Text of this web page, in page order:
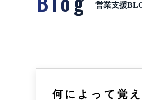
営業支援
何によって覚